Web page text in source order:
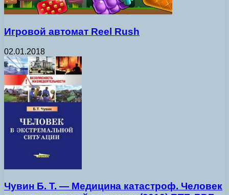
Игровой автомат Reel Rush
02.01.2018
Чувин Б. Т. — Медицина катастроф. Человек